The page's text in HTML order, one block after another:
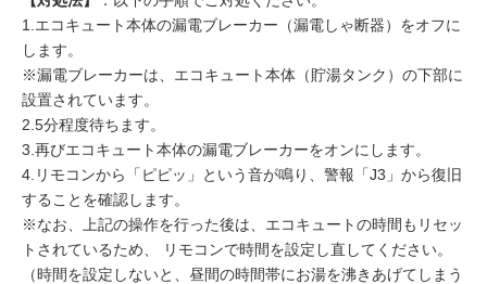
1.エコキュート本体の漏電ブレーカー（漏電しゃ断器）をオフに
します。
※漏電ブレーカーは、エコキュート本体（貯湯タンク）の下部に
設置されています。
2.5分程度待ちます。
3.再びエコキュート本体の漏電ブレーカーをオンにします。
4.リモコンから「ピピッ」という音が鳴り、警報「J3」から復旧
することを確認します。
※なお、上記の操作を行った後は、エコキュートの時間もリセッ
トされているため、 リモコンで時間を設定し直してください。
（時間を設定しないと、昼間の時間帯にお湯を沸きあげてしまう